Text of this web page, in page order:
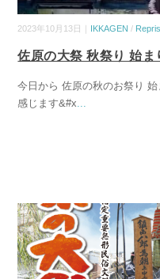
2023年10月13日｜ IKKAGEN /
佐原の大祭 秋祭り 始ま
今日から 佐原の秋のお祭り
感じます&#x